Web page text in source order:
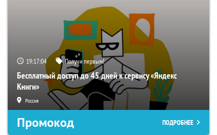
19:17:03 Получи первым!
Бесплатный доступ до 45 дней к сервису «Яндекс
Книги»
Россия
Промокод ПОДРОБНЕЕ